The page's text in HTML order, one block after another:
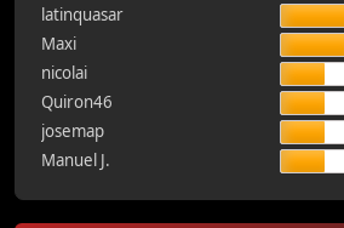
latinquasar
Maxi
nicolai
Quiron46
josemap
Manuel J.